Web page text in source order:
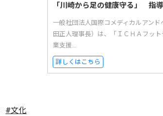
「川崎から足の健康守る」 指
一般社団法人国際コメディカルアン
田正人理事長）は、「ＩＣＨＡフッ
業支援...
詳しくはこちら
#文化